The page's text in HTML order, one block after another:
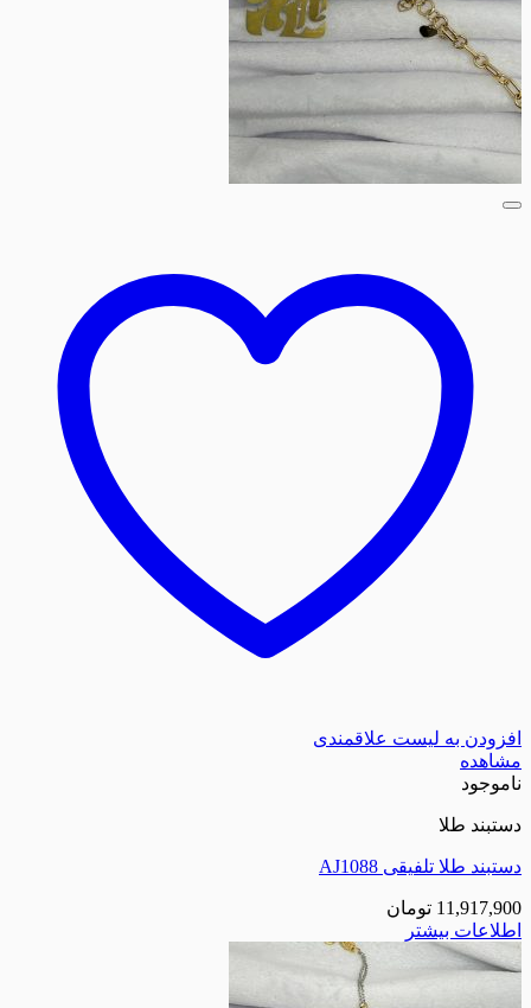
افزودن به لیست علاقمندی
مشاهده
ناموجود
دستبند طلا
دستبند طلا تلفیقی AJ1088
11,917,900 تومان
اطلاعات بیشتر